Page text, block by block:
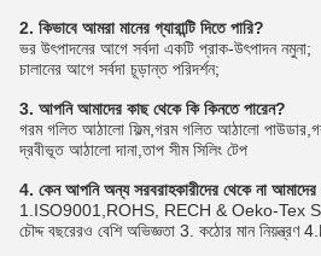
2. কিভাবে আমরা মানের গ্যারান্টি দিতে পারি?
ভর উৎপাদনের আগে সর্বদা একটি প্রাক-উৎপাদন নমুনা;
চালানের আগে সর্বদা চূড়ান্ত পরিদর্শন;
3. আপনি আমাদের কাছ থেকে কি কিনতে পারেন?
গরম গলিত আঠালো ফিল্ম,গরম গলিত আঠালো
দ্রবীভূত আঠালো দানা,তাপ সীম সিলিং টেপ
4. কেন আপনি অন্য সরবরাহকারীদের থেকে না
1.ISO9001,ROHS, RECH & Oeko-Tex
চৌদ্দ বছরেরও বেশি অভিজ্ঞতা 3. কঠোর মান নিয়ন্ত্রণ